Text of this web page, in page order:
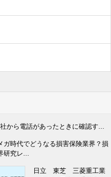
から電話があったときに確認す...
ガ時代でどうなる損害保険業界？損
研究レ...
日立 東芝 三菱重工業